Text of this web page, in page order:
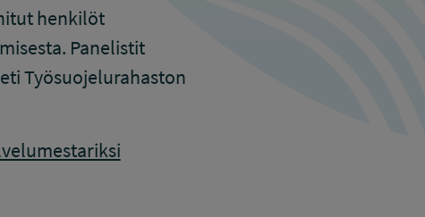
henkilöt
Panelistit
Työsuojelurahaston